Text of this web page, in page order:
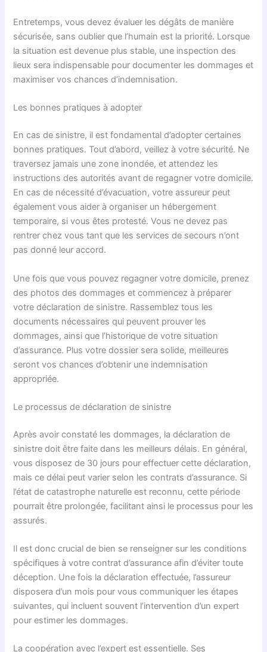
Entretemps, vous devez évaluer les dégâts de manière
sécurisée, sans oublier que l’humain est la priorité. Lorsque
la situation est devenue plus stable, une inspection des
lieux sera indispensable pour documenter les dommages et
maximiser vos chances d’indemnisation.
Les bonnes pratiques à adopter
En cas de sinistre, il est fondamental d’adopter certaines
bonnes pratiques. Tout d’abord, veillez à votre sécurité. Ne
traversez jamais une zone inondée, et attendez les
instructions des autorités avant de regagner votre domicile.
En cas de nécessité d’évacuation, votre assureur peut
également vous aider à organiser un hébergement
temporaire, si vous êtes protesté. Vous ne devez pas
rentrer chez vous tant que les services de secours n’ont
pas donné leur accord.
Une fois que vous pouvez regagner votre domicile, prenez
des photos des dommages et commencez à préparer
votre déclaration de sinistre. Rassemblez tous les
documents nécessaires qui peuvent prouver les
dommages, ainsi que l’historique de votre situation
d’assurance. Plus votre dossier sera solide, meilleures
seront vos chances d’obtenir une indemnisation
appropriée.
Le processus de déclaration de sinistre
Après avoir constaté les dommages, la déclaration de
sinistre doit être faite dans les meilleurs délais. En général,
vous disposez de 30 jours pour effectuer cette déclaration,
mais ce délai peut varier selon les contrats d’assurance. Si
l’état de catastrophe naturelle est reconnu, cette période
pourrait être prolongée, facilitant ainsi le processus pour les
assurés.
Il est donc crucial de bien se renseigner sur les conditions
spécifiques à votre contrat d’assurance afin d’éviter toute
déception. Une fois la déclaration effectuée, l’assureur
disposera d’un mois pour vous communiquer les étapes
suivantes, qui incluent souvent l’intervention d’un expert
pour estimer les dommages.
La coopération avec l’expert est essentielle. Ses